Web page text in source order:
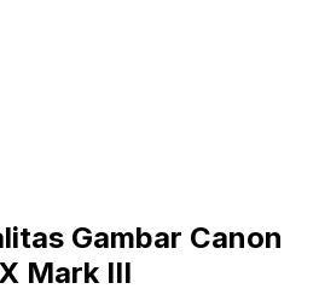
Gambar Canon
Mark III